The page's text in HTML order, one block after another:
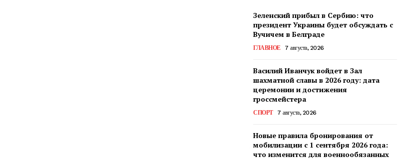
Зеленский прибыл в Сербию: что
президент Украины будет обсуждать с
Вучичем в Белграде
ГЛАВНОЕ 7 августа, 2026
Василий Иванчук войдет в Зал
шахматной славы в 2026 году: дата
церемонии и достижения
гроссмейстера
СПОРТ 7 августа, 2026
Новые правила бронирования от
мобилизации с 1 сентября 2026 года:
что изменится для военнообязанных